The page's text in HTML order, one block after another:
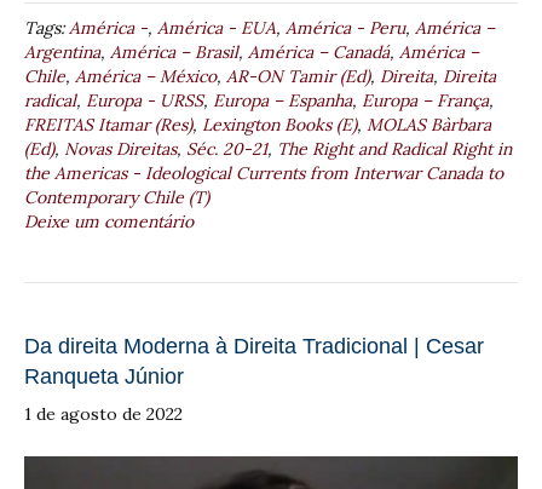
Tags:América -, América - EUA, América - Peru, América –
Argentina, América – Brasil, América – Canadá, América –
Chile, América – México, AR-ON Tamir (Ed), Direita, Direita
radical, Europa - URSS, Europa – Espanha, Europa – França,
FREITAS Itamar (Res), Lexington Books (E), MOLAS Bàrbara
(Ed), Novas Direitas, Séc. 20-21, The Right and Radical Right in
the Americas - Ideological Currents from Interwar Canada to
Contemporary Chile (T)
Deixe um comentário
Da direita Moderna à Direita Tradicional | Cesar
Ranqueta Júnior
1 de agosto de 2022